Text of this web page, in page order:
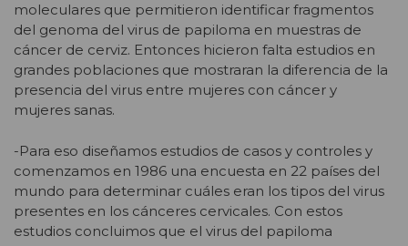
moleculares que permitieron identificar fragmentos
del genoma del virus de papiloma en muestras de
cáncer de cerviz. Entonces hicieron falta estudios en
grandes poblaciones que mostraran la diferencia de la
presencia del virus entre mujeres con cáncer y
mujeres sanas.
-Para eso diseñamos estudios de casos y controles y
comenzamos en 1986 una encuesta en 22 países del
mundo para determinar cuáles eran los tipos del virus
presentes en los cánceres cervicales. Con estos
estudios concluimos que el virus del papiloma